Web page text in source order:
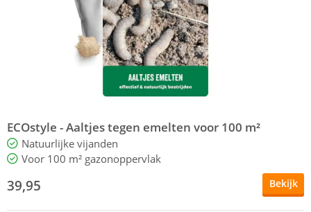
ECOstyle - Aaltjes tegen emelten voor 100 m²
Natuurlijke vijanden
Voor 100 m² gazonoppervlak
39,95 Bekijk